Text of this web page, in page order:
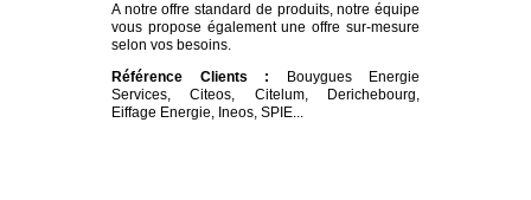
A notre offre standard de produits, notre équipe
vous propose également une offre sur-mesure
selon vos besoins.
Référence Clients : Bouygues Energie
Services, Citeos, Citelum, Derichebourg,
Eiffage Energie, Ineos, SPIE...